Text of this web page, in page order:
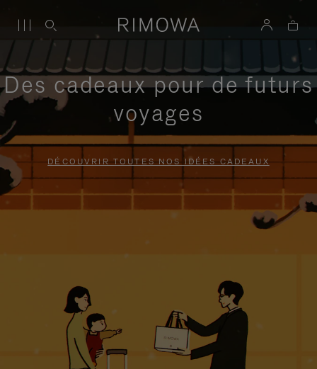
Des cadeaux pour de futurs
voyages
DÉCOUVRIR TOUTES NOS IDÉES CADEAUX